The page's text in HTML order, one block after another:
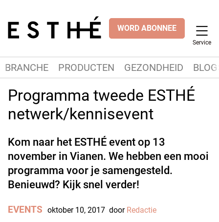
WORD ABONNEE
Service
BRANCHE PRODUCTEN GEZONDHEID
Programma tweede ESTHÉ
netwerk/kennisevent
Kom naar het ESTHÉ event op 13
november in Vianen. We hebben een mooi
programma voor je samengesteld.
Benieuwd? Kijk snel verder!
EVENTS oktober 10, 2017 door Redactie